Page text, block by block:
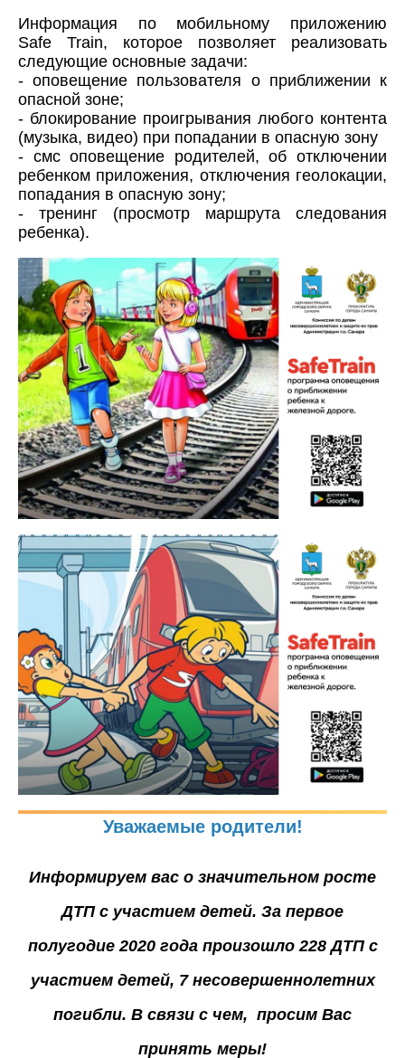
Информация по мобильному приложению
Safe Train, которое позволяет реализовать
следующие основные задачи:
- оповещение пользователя о приближении к
опасной зоне;
- блокирование проигрывания любого контента
(музыка, видео) при попадании в опасную зону
- смс оповещение родителей, об отключении
ребенком приложения, отключения геолокации,
попадания в опасную зону;
- тренинг (просмотр маршрута следования
ребенка).
Уважаемые родители!
Информируем вас о значительном росте
ДТП с участием детей. За первое
полугодие 2020 года произошло 228 ДТП с
участием детей, 7 несовершеннолетних
погибли. В связи с чем, просим Вас
принять меры!